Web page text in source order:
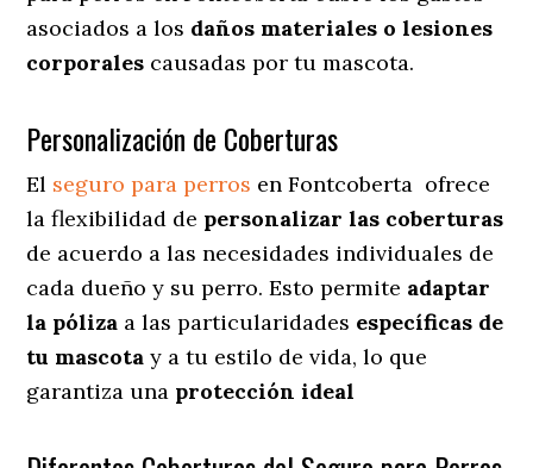
asociados a los daños materiales o lesiones
corporales causadas por tu mascota.
Personalización de Coberturas
El seguro para perros en Fontcoberta ofrece
la flexibilidad de personalizar las coberturas
de acuerdo a las necesidades individuales de
cada dueño y su perro. Esto permite adaptar
la póliza a las particularidades específicas de
tu mascota y a tu estilo de vida, lo que
garantiza una protección ideal